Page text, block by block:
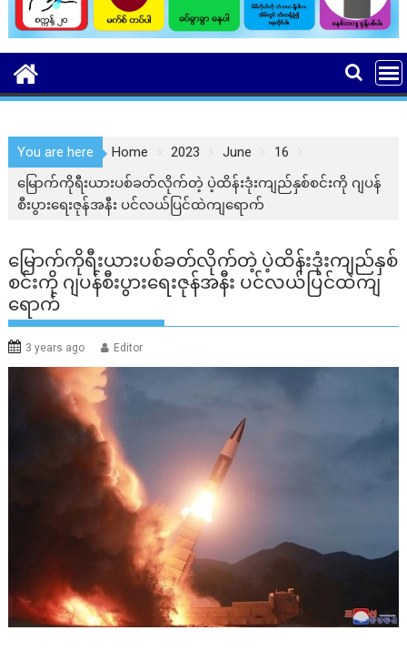
You are here Home 2023 June
16
မြောက်ကိုရီးယားပစ်ခတ်လိုက်တဲ့ ပဲ့ထိန်းဒုံးကျည်နှစ်စင်းကို ဂျပန်
စီးပွားရေးဇုန်အနီး ပင်လယ်ပြင်ထဲကျရောက်
မြောက်ကိုရီးယားပစ်ခတ်လိုက်တဲ့ ပဲ့ထိန်းဒုံးကျည်နှစ်
စင်းကို ဂျပန်စီးပွားရေးဇုန်အနီး ပင်လယ်ပြင်ထဲကျ
ရောက်
3 years ago Editor